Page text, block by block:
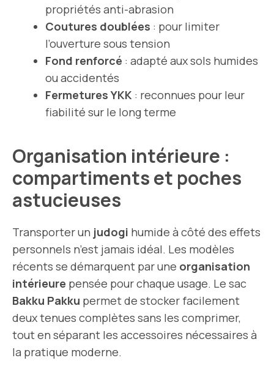
propriétés anti-abrasion
Coutures doublées : pour limiter
l’ouverture sous tension
Fond renforcé : adapté aux sols humides
ou accidentés
Fermetures YKK : reconnues pour leur
fiabilité sur le long terme
Organisation intérieure :
compartiments et poches
astucieuses
Transporter un judogi humide à côté des effets
personnels n’est jamais idéal. Les modèles
récents se démarquent par une organisation
intérieure pensée pour chaque usage. Le sac
Bakku Pakku permet de stocker facilement
deux tenues complètes sans les comprimer,
tout en séparant les accessoires nécessaires à
la pratique moderne.